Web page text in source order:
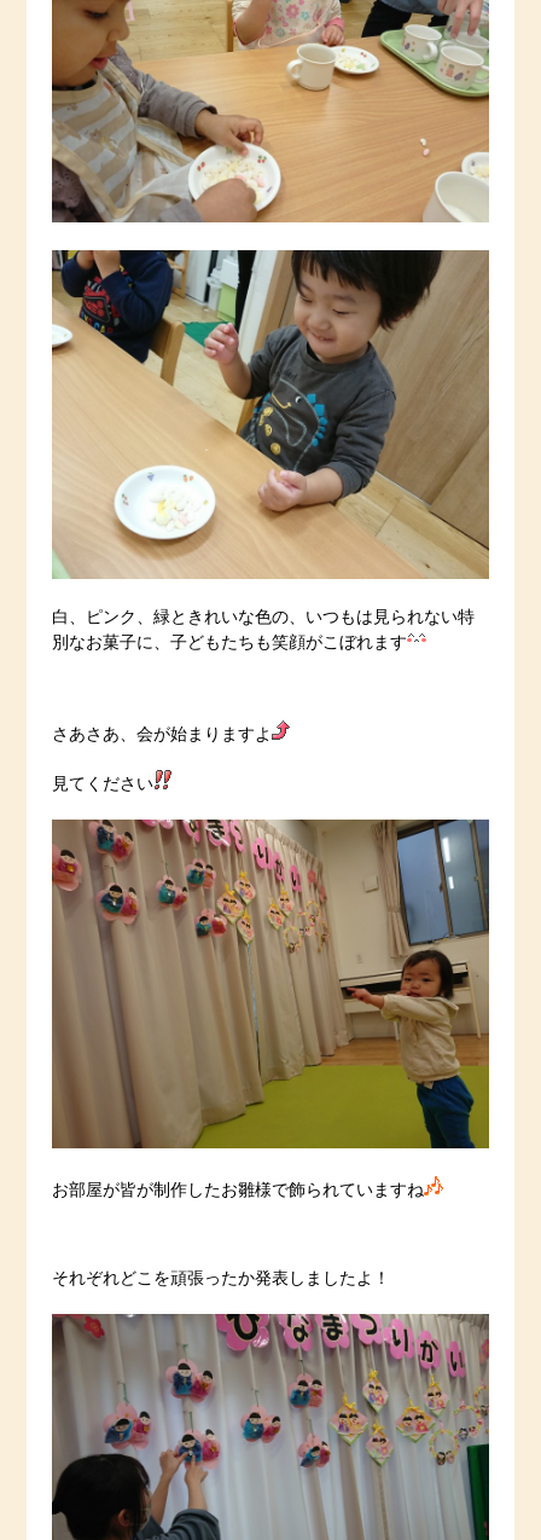
白、ピンク、緑ときれいな色の、いつもは見られない特
別なお菓子に、子どもたちも笑顔がこぼれます
さあさあ、会が始まりますよ
見てください
お部屋が皆が制作したお雛様で飾られていますね
それぞれどこを頑張ったか発表しましたよ！